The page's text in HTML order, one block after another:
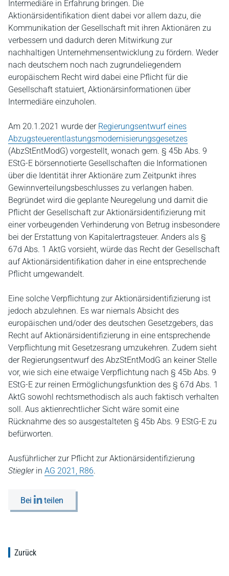
Intermediäre in Erfahrung bringen. Die
Aktionärsidentifikation dient dabei vor allem dazu, die
Kommunikation der Gesellschaft mit ihren Aktionären zu
verbessern und dadurch deren Mitwirkung zur
nachhaltigen Unternehmensentwicklung zu fördern. Weder
nach deutschem noch nach zugrundeliegendem
europäischem Recht wird dabei eine Pflicht für die
Gesellschaft statuiert, Aktionärsinformationen über
Intermediäre einzuholen.
Am 20.1.2021 wurde der Regierungsentwurf eines
Abzugsteuerentlastungsmodernisierungsgesetzes
(AbzStEntModG) vorgestellt, wonach gem. § 45b Abs. 9
EStG-E börsennotierte Gesellschaften die Informationen
über die Identität ihrer Aktionäre zum Zeitpunkt ihres
Gewinnverteilungsbeschlusses zu verlangen haben.
Begründet wird die geplante Neuregelung und damit die
Pflicht der Gesellschaft zur Aktionärsidentifizierung mit
einer vorbeugenden Verhinderung von Betrug insbesondere
bei der Erstattung von Kapitalertragsteuer. Anders als §
67d Abs. 1 AktG vorsieht, würde das Recht der Gesellschaft
auf Aktionärsidentifikation daher in eine entsprechende
Pflicht umgewandelt.
Eine solche Verpflichtung zur Aktionärsidentifizierung ist
jedoch abzulehnen. Es war niemals Absicht des
europäischen und/oder des deutschen Gesetzgebers, das
Recht auf Aktionärsidentifizierung in eine entsprechende
Verpflichtung mit Gesetzesrang umzukehren. Zudem sieht
der Regierungsentwurf des AbzStEntModG an keiner Stelle
vor, wie sich eine etwaige Verpflichtung nach § 45b Abs. 9
EStG-E zur reinen Ermöglichungsfunktion des § 67d Abs. 1
AktG sowohl rechtsmethodisch als auch faktisch verhalten
soll. Aus aktienrechtlicher Sicht wäre somit eine
Rücknahme des so ausgestalteten § 45b Abs. 9 EStG-E zu
befürworten.
Ausführlicher zur Pflicht zur Aktionärsidentifizierung
Stieglerin AG 2021, R86.
Bei teilen
Zurück